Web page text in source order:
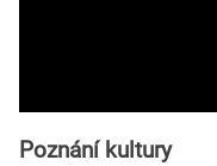
Poznání kultury